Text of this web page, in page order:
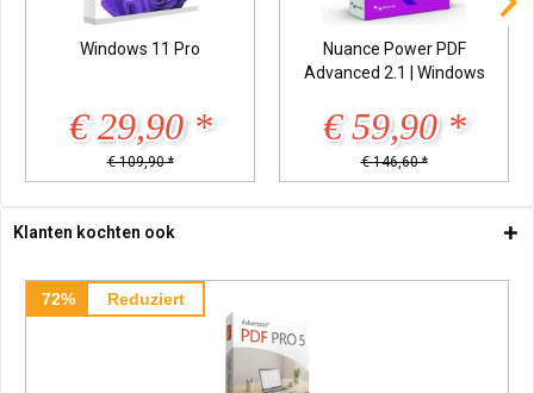
Windows 11 Pro
€ 29,90 *
€ 109,90 *
Nuance Power PDF
Advanced 2.1 | Windows
€ 59,90 *
€ 146,60 *
Klanten kochten ook
72% Reduziert